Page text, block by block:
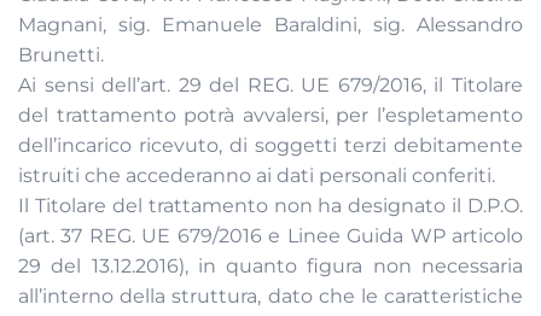
Magnani, sig. Emanuele Baraldini, sig. Alessandro
Brunetti.
Ai sensi dell’art. 29 del REG. UE 679/2016, il Titolare
del trattamento potrà avvalersi, per l’espletamento
dell’incarico ricevuto, di soggetti terzi debitamente
istruiti che accederanno ai dati personali conferiti.
Il Titolare del trattamento non ha designato il D.P.O.
(art. 37 REG. UE 679/2016 e Linee Guida WP articolo
29 del 13.12.2016), in quanto figura non necessaria
all’interno della struttura, dato che le caratteristiche